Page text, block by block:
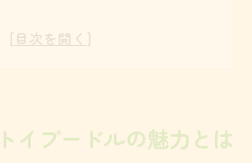
視できるトイプードル直販の強
直販で叶う理想の家族探し体
イプードルの魅力とは